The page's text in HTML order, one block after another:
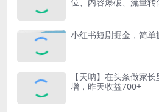
小红书短剧掘金，简
【天呐】在头条做家
增，昨天收益700+